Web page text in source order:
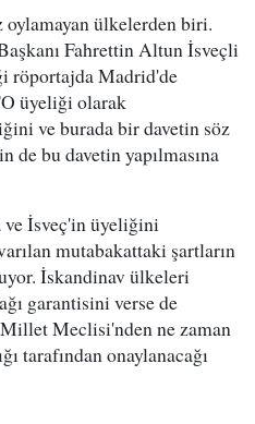
ülkelerden biri.
Fahrettin Altun İsveçli
röportajda Madrid'de
üyeliği olarak
ve burada bir davetin söz
de bu davetin yapılmasına
İsveç'in üyeliğini
mutabakattaki şartların
İskandinav ülkeleri
garantisini verse de
Meclisi'nden ne zaman
tarafından onaylanacağı